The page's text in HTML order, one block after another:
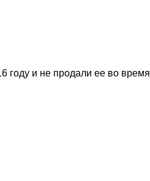
году и не продали ее во время